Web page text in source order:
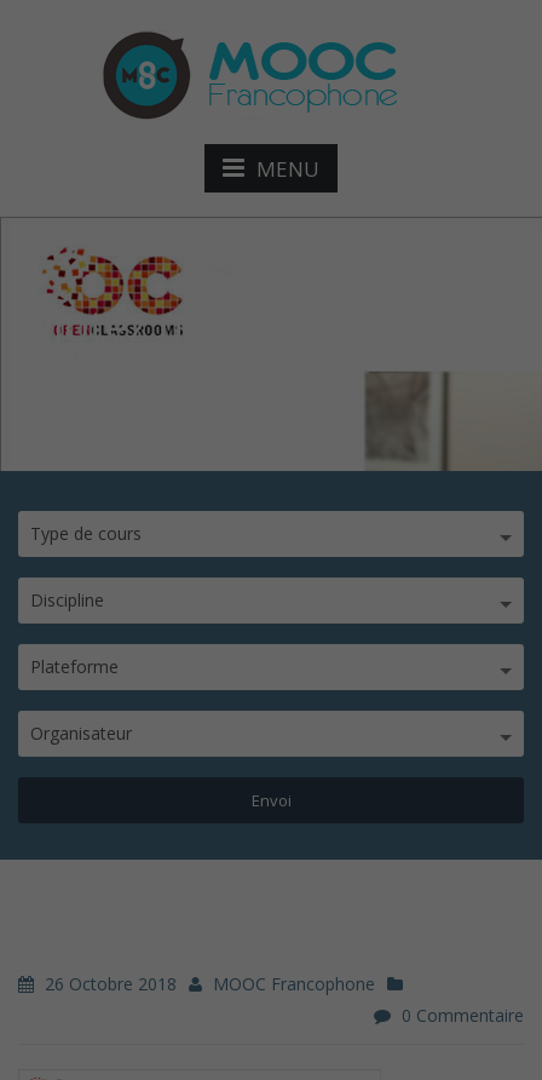
MENU
Pilotez un plan de
Type de cours
Discipline
Plateforme
Organisateur
26 Octobre 2018
MOOC Francophone
0 Commentaire